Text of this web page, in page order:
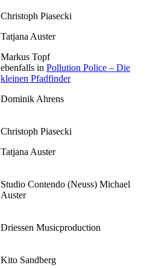
Christoph Piasecki
Tatjana Auster
Markus Topf
ebenfalls in Pollution Police – Die
kleinen Pfadfinder
Dominik Ahrens
Christoph Piasecki
Tatjana Auster
Studio Contendo (Neuss) Michael
Auster
Driessen Musicproduction
Kito Sandberg